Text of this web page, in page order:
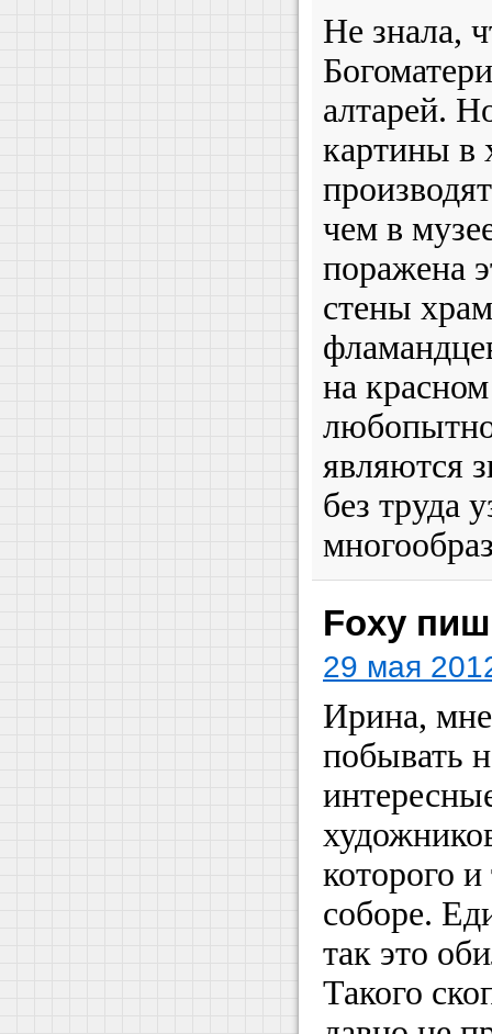
Не знала,
алтарей.
картины в
чем в
поражена
стены
на
являются
без труда
Foxy
29 мая
Ирина,
побывать
которого
соборе.
так это
Такого